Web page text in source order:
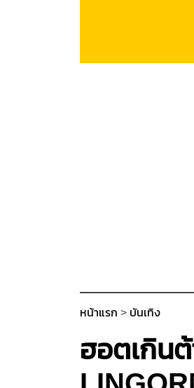
หน้าแรก > บันเทิง
ฮอตเกิน